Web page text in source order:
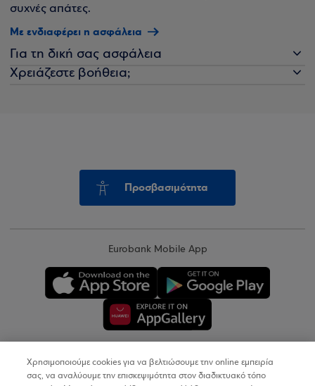
συχνές απάτες.
Με ενδιαφέρει η ασφάλεια
Για τη δική σας ασφάλεια
Χρειάζεστε βοήθεια;
Προσβασιμότητα
Eurobank Mobile App
Copyright © 2026
Χρησιμοποιούμε cookies για να βελτιώσουμε την online εμπειρία
σας, να αναλύουμε την επισκεψιμότητα στον διαδικτυακό τόπο